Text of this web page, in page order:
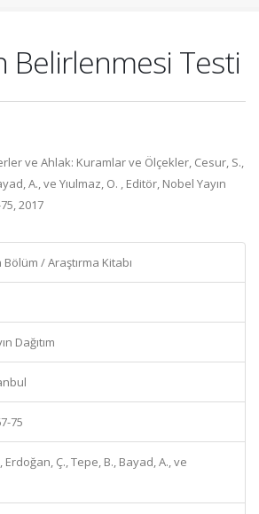
Belirlenmesi Testi
ve Ahlak: Kuramlar ve Ölçekler, Cesur, S.,
A., ve Yıulmaz, O. , Editör, Nobel Yayın
2017
/ Araştırma Kitabı
Dağıtım
75
Erdoğan, Ç., Tepe, B., Bayad, A., ve